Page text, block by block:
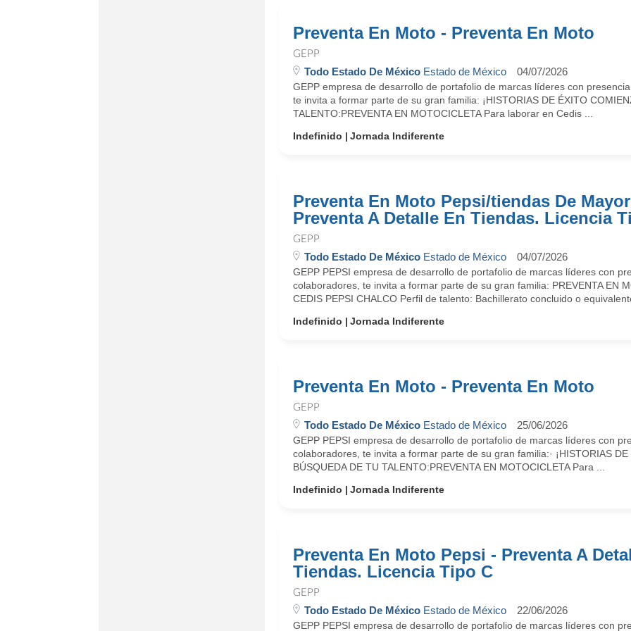
Preventa En Moto - Preventa En Moto
GEPP
Todo Estado De MéxicoEstado de México 04/07/2026
GEPP empresa de desarrollo de portafolio de marcas líderes con
te invita a formar parte de su gran familia: ¡HISTORIAS DE ÉXITO
TALENTO:PREVENTA EN MOTOCICLETA Para laborar en Cedis ...
Indefinido
Jornada Indiferente
Preventa En Moto Pepsi/tiendas De
Preventa A Detalle En Tiendas. Licencia
GEPP
Todo Estado De MéxicoEstado de México 04/07/2026
GEPP PEPSI empresa de desarrollo de portafolio de marcas líderes con
colaboradores, te invita a formar parte de su gran familia: PREVENTA EN
CEDIS PEPSI CHALCO Perfil de talento: Bachillerato concluido o
Indefinido
Jornada Indiferente
Preventa En Moto - Preventa En Moto
GEPP
Todo Estado De MéxicoEstado de México 25/06/2026
GEPP PEPSI empresa de desarrollo de portafolio de marcas líderes con
colaboradores, te invita a formar parte de su gran familia:· ¡HISTORIAS
BÚSQUEDA DE TU TALENTO:PREVENTA EN MOTOCICLETA Para ...
Indefinido
Jornada Indiferente
Preventa En Moto Pepsi - Preventa A
Tiendas. Licencia Tipo C
GEPP
Todo Estado De MéxicoEstado de México 22/06/2026
GEPP PEPSI empresa de desarrollo de portafolio de marcas líderes con